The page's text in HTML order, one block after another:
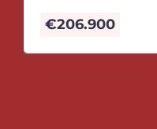
€206.900